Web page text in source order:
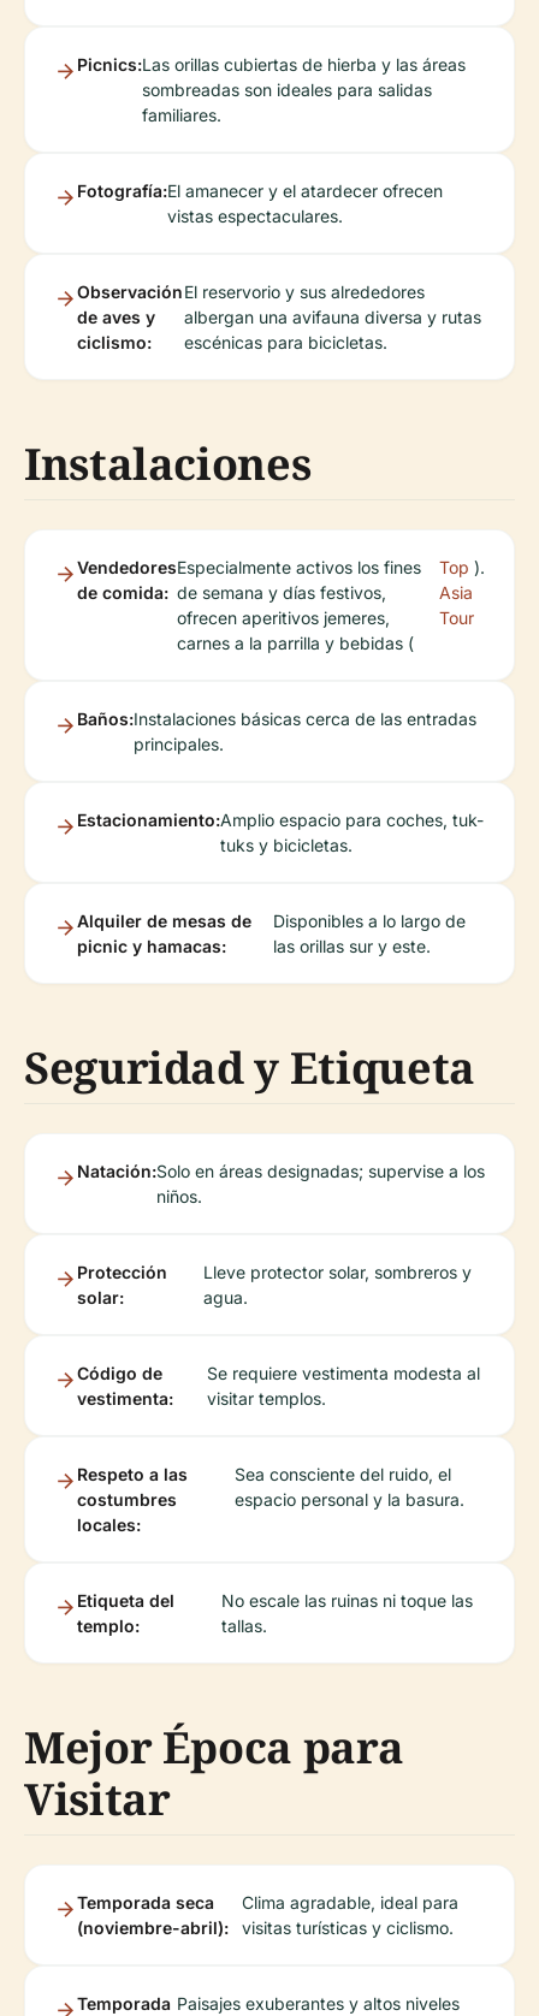
Picnics:Las orillas cubiertas de hierba y las áreas
sombreadas son ideales para salidas
familiares.
Fotografía:El amanecer y el atardecer ofrecen
vistas espectaculares.
Observación
de aves y
ciclismo:
El reservorio y sus alrededores
albergan una avifauna diversa y rutas
escénicas para bicicletas.
Instalaciones
Vendedores
de comida:
Especialmente activos los fines
de semana y días festivos,
ofrecen aperitivos jemeres,
carnes a la parrilla y bebidas (
Top
Asia
Tour
).
Baños:Instalaciones básicas cerca de las entradas
principales.
Estacionamiento:Amplio espacio para coches, tuk-
tuks y bicicletas.
Alquiler de mesas de
picnic y hamacas:
Disponibles a lo largo de
las orillas sur y este.
Seguridad y Etiqueta
Natación:Solo en áreas designadas; supervise a los
niños.
Protección
solar:
Lleve protector solar, sombreros y
agua.
Código de
vestimenta:
Se requiere vestimenta modesta al
visitar templos.
Respeto a las
costumbres
locales:
Sea consciente del ruido, el
espacio personal y la basura.
Etiqueta del
templo:
No escale las ruinas ni toque las
tallas.
Mejor Época para
Visitar
Temporada seca
(noviembre-abril):
Clima agradable, ideal para
visitas turísticas y ciclismo.
Temporada Paisajes exuberantes y altos niveles